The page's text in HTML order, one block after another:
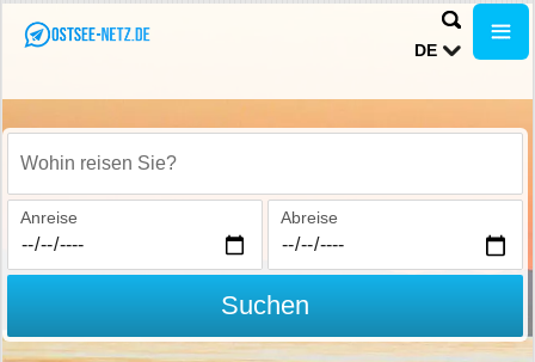
DE
Wohin reisen Sie?
Anreise Abreise
Suchen